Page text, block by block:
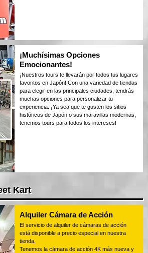
¡Muchísimas Opciones
Emocionantes!
¡Nuestros tours te llevarán por todos tus lugares
favoritos en Japón! Con una variedad de tiendas
para elegir en las principales ciudades, tendrás
muchas opciones para personalizar tu
experiencia. ¡Ya sea que te gusten los sitios
históricos de Japón o sus maravillas modernas,
tenemos tours para todos los intereses!
Kart
Alquiler Cámara de Acción
El servicio de alquiler de cámaras de acción
está disponible a precio especial en nuestra
tienda.
Tenemos la cámara de acción 4K más nueva y